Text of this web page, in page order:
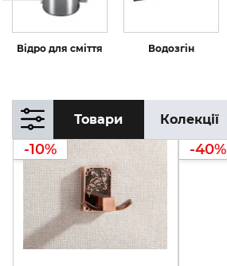
Відро для сміття Водозгін
Товари Колекції
-10% -40%